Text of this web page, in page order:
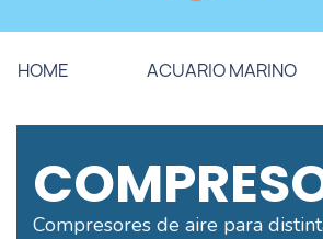
HOME ACUARIO MARINO
Compresores de aire para